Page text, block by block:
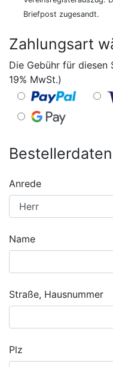
Briefpost zugesandt.
Zahlungsart
Die Gebühr für diesen
19% MwSt.)
Bestellerdaten
Anrede
Name
Straße, Hausnummer
Plz